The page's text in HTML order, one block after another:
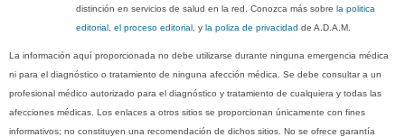
distinción en servicios de salud en la red. Conozca más sobrela politica
editorial, el proceso editorial , yla poliza de privacidad de A.D.A.M.
La información aquí proporcionada no debe utilizarse durante ninguna emergencia médica
ni para el diagnóstico o tratamiento de ninguna afección médica. Se debe consultar a un
profesional médico autorizado para el diagnóstico y tratamiento de cualquiera y todas las
afecciones médicas. Los enlaces a otros sitios se proporcionan únicamente con fines
informativos; no constituyen una recomendación de dichos sitios. No se ofrece garantía